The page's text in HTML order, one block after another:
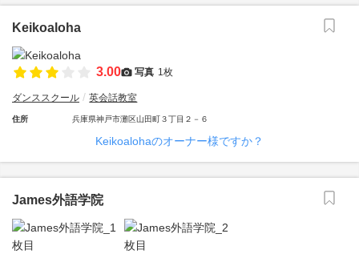
Keikoaloha
3.00 写真 1枚
ダンススクール 英会話教室
住所 兵庫県神戸市灘区山田町３丁目２－６
Keikoalohaのオーナー様ですか？
James外語学院